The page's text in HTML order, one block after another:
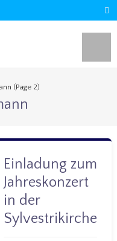
(Page 2)
Einladung zum
Jahreskonzert
in der
Sylvestrikirche